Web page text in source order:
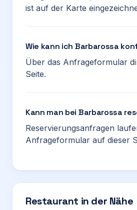
ist auf der Karte
Wie kann ich Barbarossa
Über das Anfrageformular
Seite.
Kann man bei Barbarossa
Reservierungsanfragen
Anfrageformular auf dieser
Restaurant in der Nähe